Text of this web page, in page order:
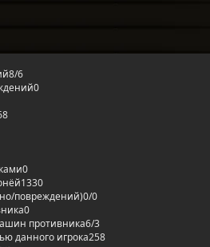
8/6
0
0
1330
повреждений)0/0
0
противника6/3
данного игрока258